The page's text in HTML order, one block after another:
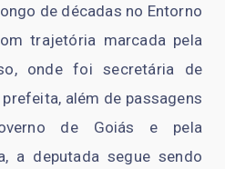
de décadas no Entorno
trajetória marcada pela
onde foi secretária de
além de passagens
de Goiás e pela
a deputada segue sendo